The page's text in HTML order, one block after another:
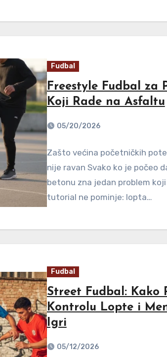
Fudbal
Freestyle Fudbal za
Koji Rade na Asfaltu
05/20/2026
Zašto većina početničkih
nije ravan Svako ko je počeo
betonu zna jedan problem koji
tutorial ne pominje: lopta…
Fudbal
Street Fudbal: Kako
Kontrolu Lopte i
Igri
05/12/2026